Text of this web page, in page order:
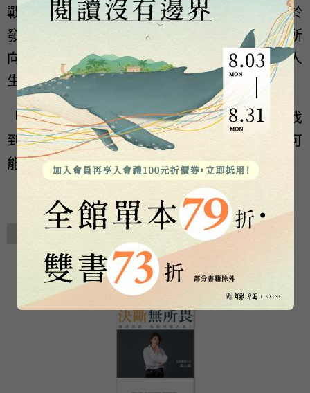
戰。唐心慧認為，養成強大的決斷力，有助於
發掘並創造你的真心想望，也唯有找到心之所
向，才能擁有發自心靈的內在喜悅，那才是人
生的真正成就。
「每個決定，都是人生的藝術。願我們一起找
到生命的意義與信念，好好活著，創造無限可
能。」是她透過本書傳達給讀者的祝福。
相關著作